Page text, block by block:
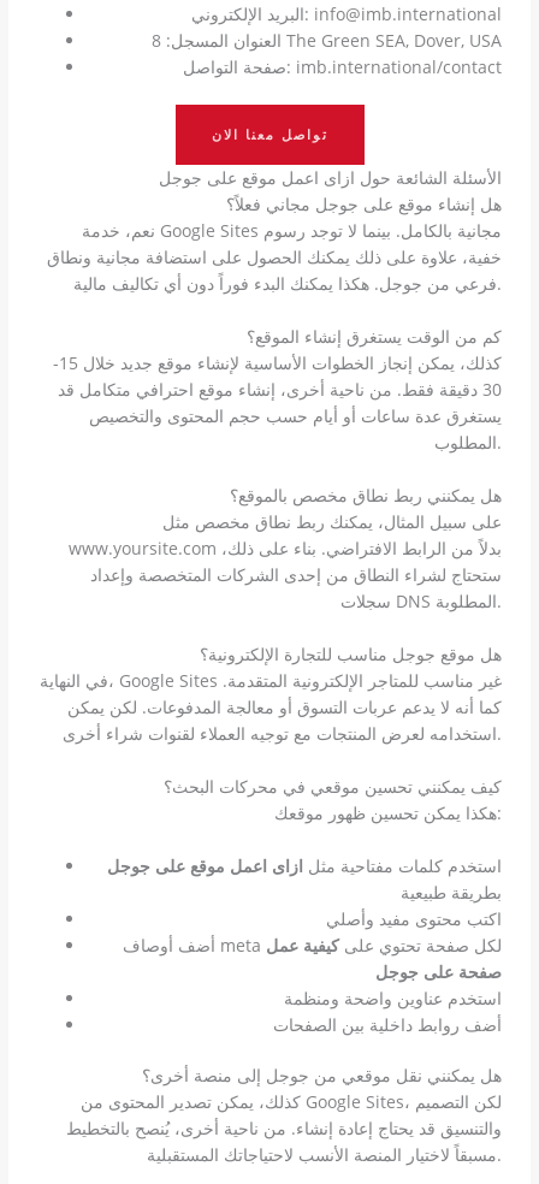
البريد الإلكتروني: info@imb.international
العنوان المسجل: 8 The Green SEA, Dover, USA
صفحة التواصل: imb.international/contact
تواصل معنا الان
الأسئلة الشائعة حول ازاى اعمل موقع على جوجل
هل إنشاء موقع على جوجل مجاني فعلاً؟
نعم، خدمة Google Sites مجانية بالكامل. بينما لا توجد رسوم
خفية، علاوة على ذلك يمكنك الحصول على استضافة مجانية ونطاق
فرعي من جوجل. هكذا يمكنك البدء فوراً دون أي تكاليف مالية.
كم من الوقت يستغرق إنشاء الموقع؟
كذلك، يمكن إنجاز الخطوات الأساسية لإنشاء موقع جديد خلال 15-
30 دقيقة فقط. من ناحية أخرى، إنشاء موقع احترافي متكامل قد
يستغرق عدة ساعات أو أيام حسب حجم المحتوى والتخصيص
المطلوب.
هل يمكنني ربط نطاق مخصص بالموقع؟
على سبيل المثال، يمكنك ربط نطاق مخصص مثل
www.yoursite.com بدلاً من الرابط الافتراضي. بناء على ذلك،
ستحتاج لشراء النطاق من إحدى الشركات المتخصصة وإعداد
سجلات DNS المطلوبة.
هل موقع جوجل مناسب للتجارة الإلكترونية؟
في النهاية، Google Sites غير مناسب للمتاجر الإلكترونية المتقدمة.
كما أنه لا يدعم عربات التسوق أو معالجة المدفوعات. لكن يمكن
استخدامه لعرض المنتجات مع توجيه العملاء لقنوات شراء أخرى.
كيف يمكنني تحسين موقعي في محركات البحث؟
هكذا يمكن تحسين ظهور موقعك:
استخدم كلمات مفتاحية مثل ازاى اعمل موقع على جوجل
بطريقة طبيعية
اكتب محتوى مفيد وأصلي
أضف أوصاف meta لكل صفحة تحتوي علىكيفية عمل
صفحة على جوجل
استخدم عناوين واضحة ومنظمة
أضف روابط داخلية بين الصفحات
هل يمكنني نقل موقعي من جوجل إلى منصة أخرى؟
كذلك، يمكن تصدير المحتوى من Google Sites، لكن التصميم
والتنسيق قد يحتاج إعادة إنشاء. من ناحية أخرى، يُنصح بالتخطيط
مسبقاً لاختيار المنصة الأنسب لاحتياجاتك المستقبلية.